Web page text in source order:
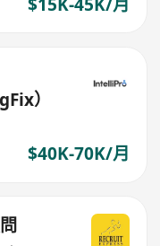
$15K-45K/月
）
$40K-70K/月